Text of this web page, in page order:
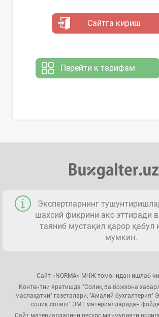
Сайтга кириш
Перейти к тарифам
Экспертларнинг
шахсий фикрини акс эттиради
таяниб мустақил қарор қабул
мумкин.
Сайт «NORMA» МЧЖ томонидан ишлаб
Контентни яратишда "Солиқ ва божхона
маслаҳатчи" газеталари, "Амалий бухгалтерия"
солиқ солиш" ЭМТ материалларидан
Сайт материалларини ресурс маъмурияти